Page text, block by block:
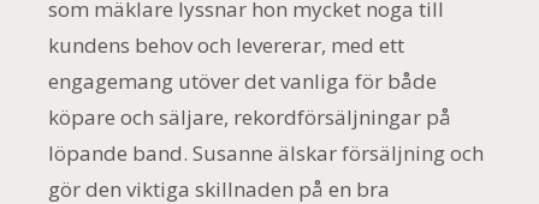
som mäklare lyssnar hon mycket noga till
kundens behov och levererar, med ett
engagemang utöver det vanliga för både
köpare och säljare, rekordförsäljningar på
löpande band. Susanne älskar försäljning och
gör den viktiga skillnaden på en bra